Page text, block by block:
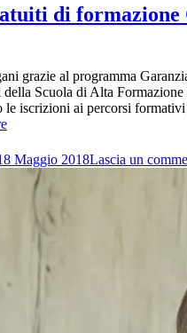
di formazione
grazie al programma
Scuola di Alta
le iscrizioni ai percorsi
Al
nuovi
corsi
gratuiti
formazione
Garanzia
Giovani
Pagani
Maggio 2018Lascia un